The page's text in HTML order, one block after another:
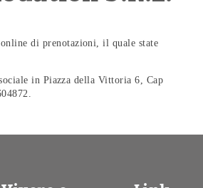
di prenotazioni, il quale state
in Piazza della Vittoria 6, Cap